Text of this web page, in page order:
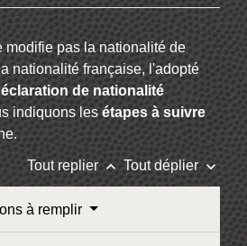
modifie pas la nationalité de
nationalité française, l'adopté
de nationalité
indiquons les étapes à suivre
Tout replierkeyboard_arrow_up Tout déplierkeyboard_arrow_down
à remplir